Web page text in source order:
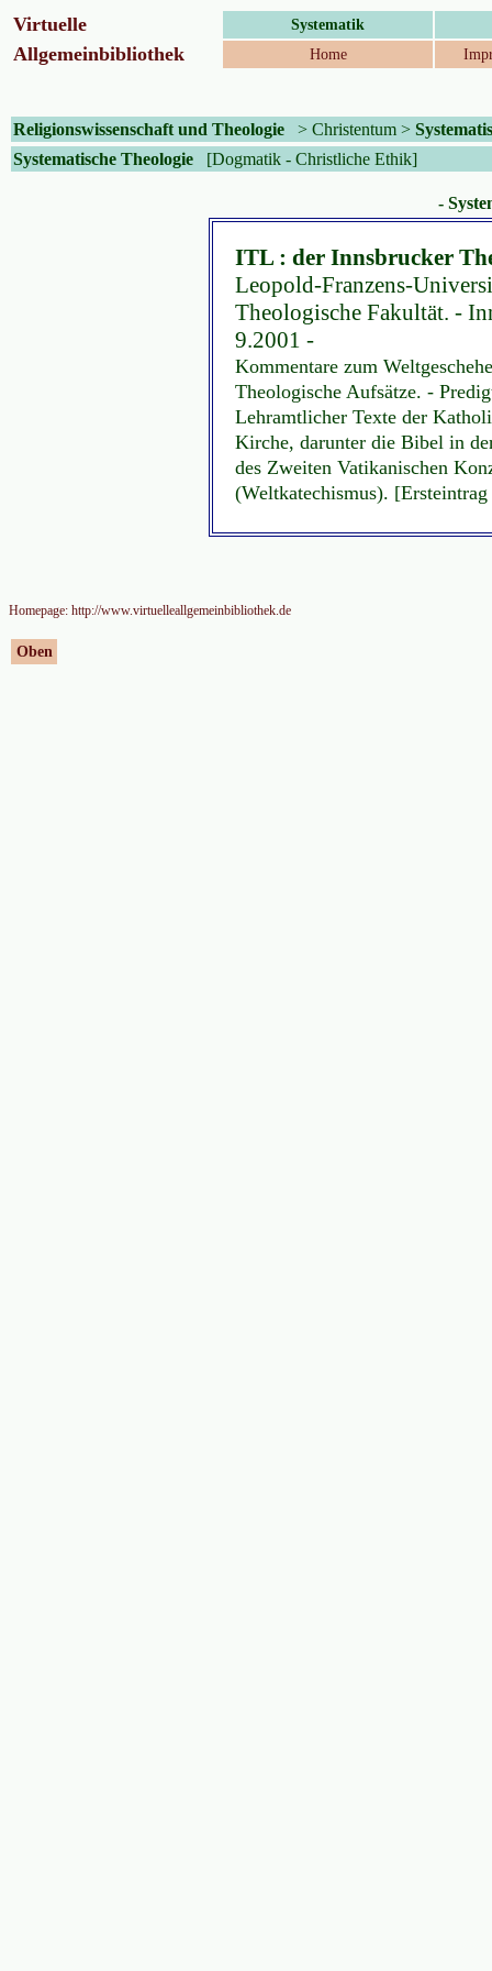
Virtuelle Systematik
Allgemeinbibliothek Home
Religionswissenschaft und Theologie > Christentum >
Systematische Theologie
[Dogmatik - Christliche Ethik]
-
ITL : der Innsbrucker
Leopold-Franzens-
Theologische Fakultät. -
9.2001 -
Kommentare zum
Theologische Aufsätze. -
Lehramtlicher Texte der
Kirche, darunter die Bibel in
des Zweiten Vatikanischen
(Weltkatechismus).
Homepage: http://www.virtuelleallgemeinbibliothek.de
Oben